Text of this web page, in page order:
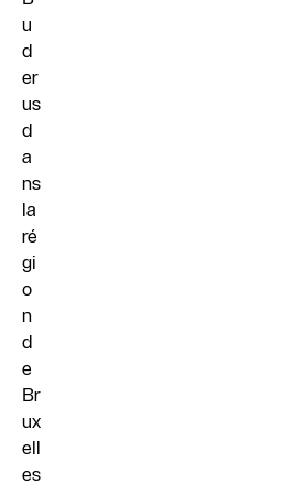
u
d
er
us
d
a
ns
la
ré
gi
o
n
d
e
Br
ux
ell
es